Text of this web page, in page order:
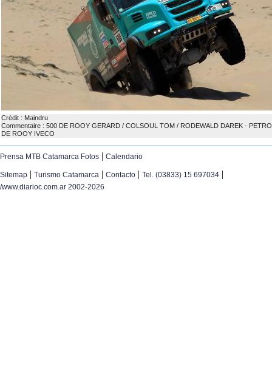
Crédit : Maindru
Commentaire : 500 DE ROOY GERARD / COLSOUL TOM / RODEWALD DAREK -
DE ROOY IVECO
Prensa MTB Catamarca Fotos | Calendario
Sitemap | Turismo Catamarca | Contacto | Tel. (03833) 15 697034 |
/www.diarioc.com.ar 2002-2026